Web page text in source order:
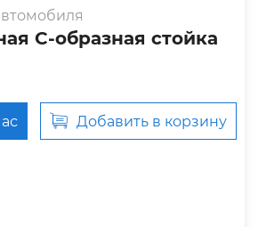
С-образная стойка
Добавить в корзину